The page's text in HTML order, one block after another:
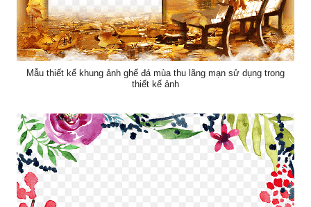
Mẫu thiết kế khung ảnh ghế đá mùa thu lãng mạn sử dụng trong
thiết kế ảnh